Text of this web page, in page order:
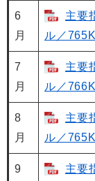
6
月
主要
ル／
7
月
主要
ル／
8
月
主要
ル／
9
主要